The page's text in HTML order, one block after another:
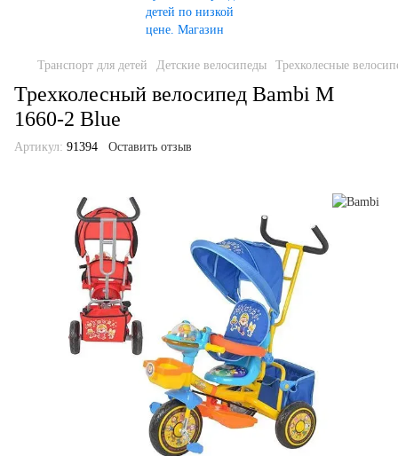
Транспорт для детей Детские велосипеды Трехколесные
Трехколесный велосипед Bambi M
1660-2 Blue
Артикул: 91394 Оставить отзыв